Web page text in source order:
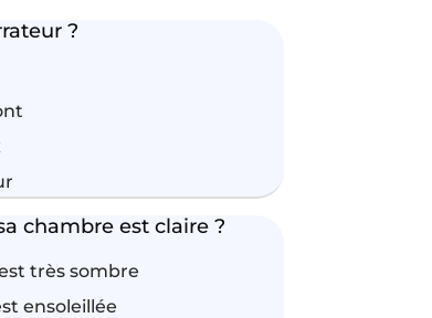
?
chambre est claire ?
très sombre
ensoleillée